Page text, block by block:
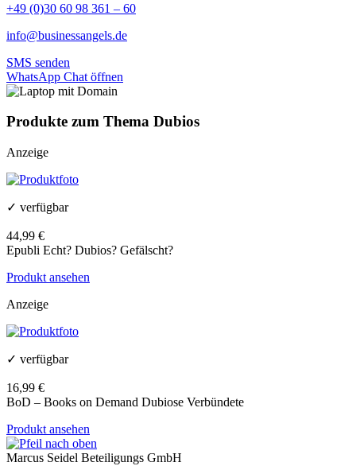
+49 (0)30 60 98 361 – 60
info@businessangels.de
SMS senden
WhatsApp Chat öffnen
Produkte zum Thema Dubios
Anzeige
✓ verfügbar
44,99 €
Epubli Echt? Dubios? Gefälscht?
Produkt ansehen
Anzeige
✓ verfügbar
16,99 €
BoD – Books on Demand Dubiose Verbündete
Produkt ansehen
Marcus Seidel Beteiligungs GmbH